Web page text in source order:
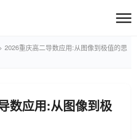
2026重庆高二导数应用:从图像到极值的思
数应用:从图像到极